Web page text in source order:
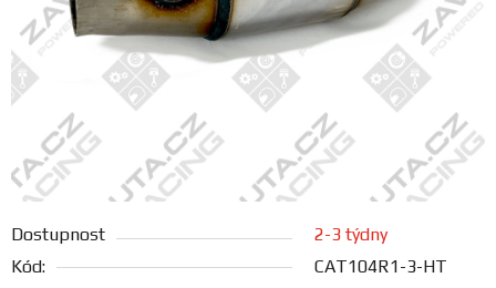
firmy
Obchodní
podmínky
Doprava
Blog
Dostupnost
2-3 týdny
Kód:
CAT104R1-3-HT